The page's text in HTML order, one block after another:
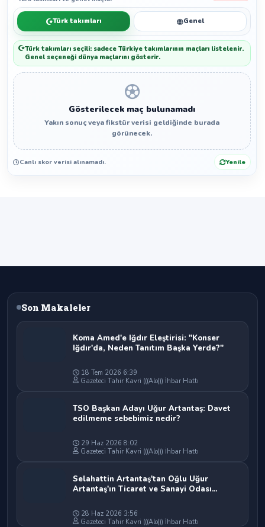
Türk takımları Genel
Türk takımları seçili: sadece Türkiye takımlarının maçları listelenir.
Genel seçeneği dünya maçlarını gösterir.
Gösterilecek maç bulunamadı
Yakın sonuç veya fikstür verisi geldiğinde burada
görünecek.
Canlı skor verisi alınamadı. Yenile
Son Makaleler
Koma Amed'e Iğdır Eleştirisi: "Konser
Iğdır'da, Neden Tanıtım Başka Yerde?"
18 Tem 2026 6:39
Gazeteci Tahir Kavri (((Alo))) İhbar Hattı
TSO Başkan Adayı Uğur Artantaş: Davet
edilmeme sebebimiz nedir?
29 Haz 2026 8:02
Gazeteci Tahir Kavri (((Alo))) İhbar Hattı
Selahattin Artantaş'tan Oğlu Uğur
Artantaş'ın Ticaret ve Sanayi Odası
Bahtın Açık Olsun Oğlum"
28 Haz 2026 3:56
Gazeteci Tahir Kavri (((Alo))) İhbar Hattı